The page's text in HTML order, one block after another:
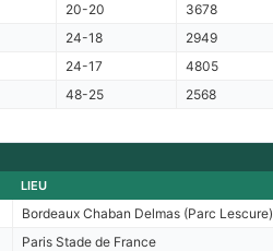
20-20
3678
24-18
2949
24-17
4805
48-25 2568
LIEU
Bordeaux Chaban Delmas (Parc Lescure)
Paris Stade de France